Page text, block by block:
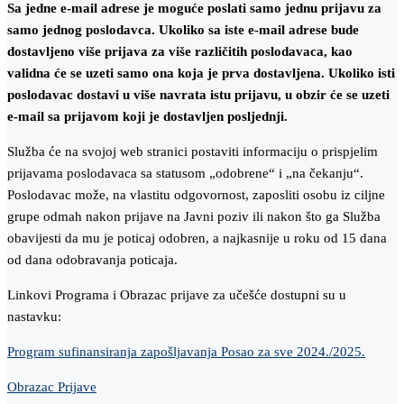
Sa jedne e-mail adrese je moguće poslati samo jednu prijavu za
samo jednog poslodavca. Ukoliko sa iste e-mail adrese bude
dostavljeno više prijava za više različitih poslodavaca, kao
validna će se uzeti samo ona koja je prva dostavljena. Ukoliko isti
poslodavac dostavi u više navrata istu prijavu, u obzir će se uzeti
e-mail sa prijavom koji je dostavljen posljednji.
Služba će na svojoj web stranici postaviti informaciju o prispjelim
prijavama poslodavaca sa statusom „odobrene“ i „na čekanju“.
Poslodavac može, na vlastitu odgovornost, zaposliti osobu iz ciljne
grupe odmah nakon prijave na Javni poziv ili nakon što ga Služba
obavijesti da mu je poticaj odobren, a najkasnije u roku od 15 dana
od dana odobravanja poticaja.
Linkovi Programa i Obrazac prijave za učešće dostupni su u
nastavku:
Program sufinansiranja zapošljavanja Posao za sve 2024./2025.
Obrazac Prijave